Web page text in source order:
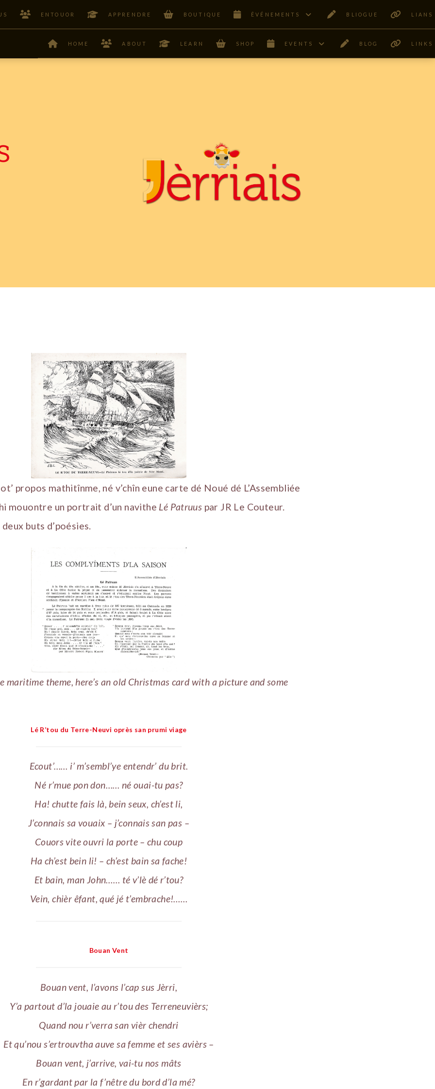
ENTOUOR APPRENDRE BOUTIQUE ÊVÉNEMENTS BLIOGUE LIANS
HOME ABOUT LEARN SHOP EVENTS BLOG LINKS
propos mathitînme, né v’chîn eune carte dé Noué dé L’Assembliée
mouontre un portrait d’un navithe Lé Patruus par JR Le Couteur.
buts d’poésies.
theme, here’s an old Christmas card with a picture and some
Lé R’tou du Terre-Neuvi oprès san prumi viage
Ecout’…… i’ m’sembl’ye entendr’ du brit.
Né r’mue pon don…… né ouai-tu pas?
Ha! chutte fais là, bein seux, ch’est li,
J’connais sa vouaix – j’connais san pas –
Couors vite ouvri la porte – chu coup
Ha ch’est bein li! – ch’est bain sa fache!
Et bain, man John…… té v’lè dé r’tou?
Vein, chièr êfant, qué jé t’embrache!……
Bouan Vent
Bouan vent, l’avons l’cap sus Jèrri,
Y’a partout d’la jouaie au r’tou des Terreneuvièrs;
Quand nou r’verra san vièr chendri
Et qu’nou s’ertrouvtha auve sa femme et ses avièrs­ –
Bouan vent, j’arrive, vai-tu nos mâts
En r’gardant par la f’nêtre du bord d’la mé?